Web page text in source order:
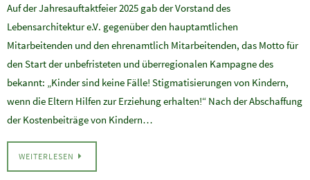
Auf der Jahresauftaktfeier 2025 gab der Vorstand des
Lebensarchitektur e.V. gegenüber den hauptamtlichen
Mitarbeitenden und den ehrenamtlich Mitarbeitenden, das Motto für
den Start der unbefristeten und überregionalen Kampagne des
bekannt: „Kinder sind keine Fälle! Stigmatisierungen von Kindern,
wenn die Eltern Hilfen zur Erziehung erhalten!“ Nach der Abschaffung
der Kostenbeiträge von Kindern…
WEITERLESEN